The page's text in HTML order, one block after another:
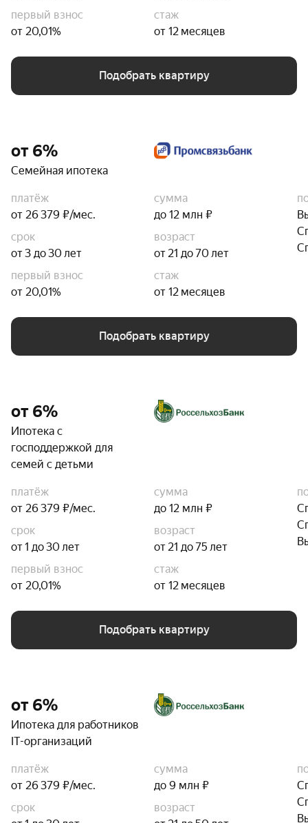
первый взнос
от 20,01%
стаж
от 12 месяцев
Подобрать квартиру
от 6%
Семейная ипотека
платёж
от 26 379 ₽/мес.
сумма
до 12 млн ₽
срок
от 3 до 30 лет
возраст
от 21 до 70 лет
первый взнос
от 20,01%
стаж
от 12 месяцев
Подобрать квартиру
от 6%
Ипотека с
господдержкой для
семей с детьми
платёж
от 26 379 ₽/мес.
сумма
до 12 млн ₽
срок
от 1 до 30 лет
возраст
от 21 до 75 лет
первый взнос
от 20,01%
стаж
от 12 месяцев
Подобрать квартиру
от 6%
Ипотека для работников
IT-организаций
платёж
от 26 379 ₽/мес.
сумма
до 9 млн ₽
срок
возраст